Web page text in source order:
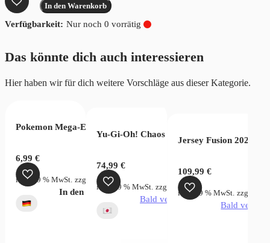
Game
The
of
OP16
In den Warenkorb
Nur noch 0 vorrätig
Das könnte dich auch interessieren
Hier haben wir für dich weitere Vorschläge aus dieser Kategorie.
of Intrigue OP04 (JP)
Pokemon Mega-Entwicklung Dunkelnacht Booster
6,99€
inkl. 19 % MwSt. zzgl. Versandkosten
In den Warenkorb
Yu-Gi-Oh! Chaos Origins Japanisch
74,99€
inkl. 19 % MwSt. zzgl. Versandkosten
Bald verfügbar
Jersey Fusion 2025
109,99 €
inkl. 19 % MwSt. zzgl.
Bald